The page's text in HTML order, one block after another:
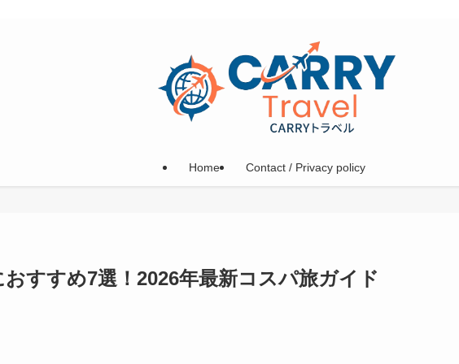
Home Contact / Privacy policy
すすめ7選！2026年最新コスパ旅ガイド